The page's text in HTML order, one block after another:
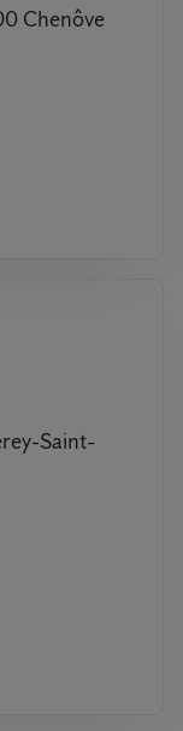
Chenôve
Saint-